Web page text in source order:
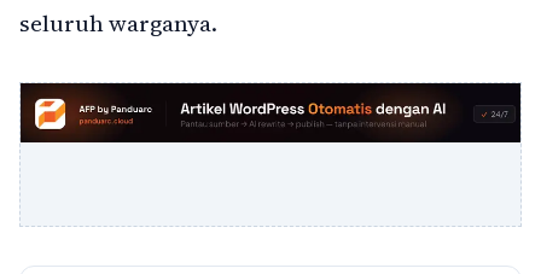
seluruh warganya.